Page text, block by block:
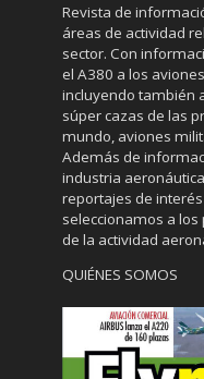
Revista de
áreas de actividad
sector. Con
el A380 a los
incluyendo también
súper cazas de las
mundo, aviones
Además de
industria
reportajes de
seleccionamos a
de la actividad
QUIÉNES SOMOS